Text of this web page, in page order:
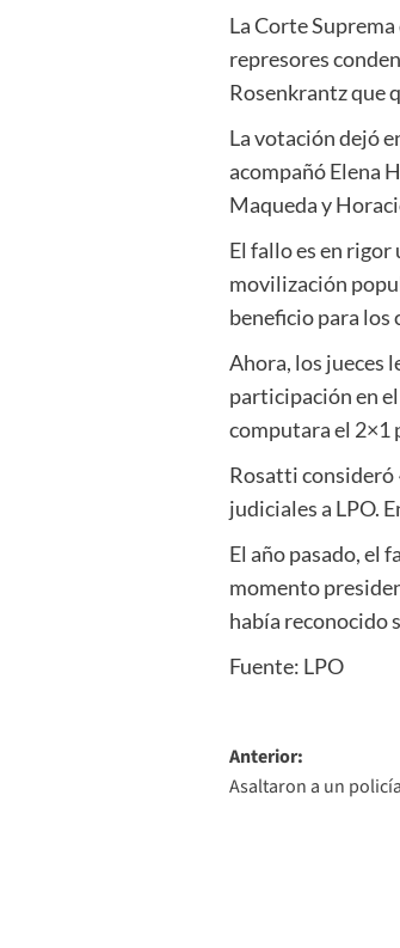
La Corte
represores
Rosenkrantz que
La votación dejó
acompañó Elena
Maqueda y
El fallo es en
movilización
beneficio para los
Ahora, los jueces
participación en
computara el 2×1
Rosatti consideró
judiciales a LPO.
El año pasado, el
momento
había reconocido
Fuente: LPO
Navegación
de
Anterior:
Asaltaron a un